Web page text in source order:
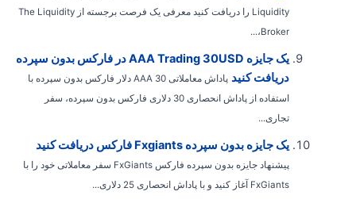
Liquidity را دریافت کنید معرفی یک فرصت برجسته از The Liquidity
Broker،...
یک جایزه AAA Trading 30USD در فارکس بدون سپرده
دریافت کنید
پاداش معاملاتی AAA 30 دلار فارکس بدون سپرده با
استفاده از پاداش انحصاری 30 دلاری فارکس بدون سپرده، سفر
تجاری...
یک جایزه بدون سپرده Fxgiants فارکس دریافت کنید
پیشنهاد جایزه بدون سپرده فارکس FxGiants سفر معاملاتی خود را با
FxGiants آغاز کنید و با پاداش انحصاری 25 دلاری...